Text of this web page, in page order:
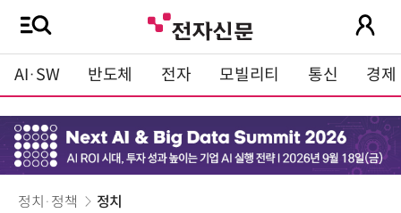
AI·SW 반도체 전자 모빌리티 통신 경제
정치·정책 정치